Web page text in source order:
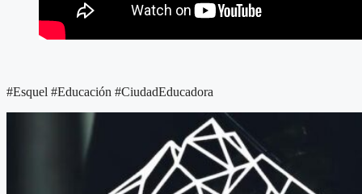
#Esquel #Educación #CiudadEducadora